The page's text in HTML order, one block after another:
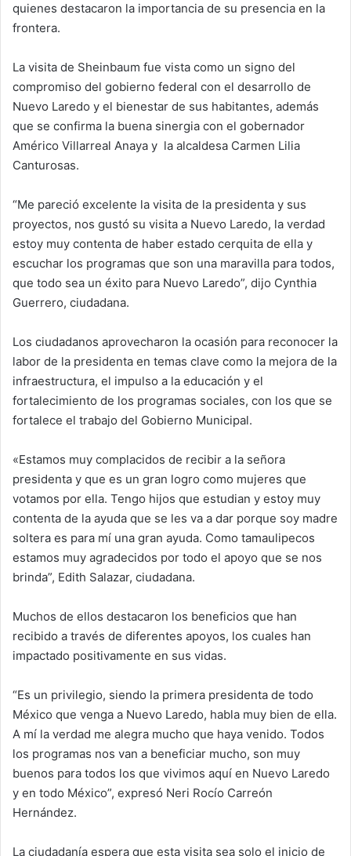
quienes destacaron la importancia de su presencia en la
frontera.
La visita de Sheinbaum fue vista como un signo del
compromiso del gobierno federal con el desarrollo de
Nuevo Laredo y el bienestar de sus habitantes, además
que se confirma la buena sinergia con el gobernador
Américo Villarreal Anaya y la alcaldesa Carmen Lilia
Canturosas.
“Me pareció excelente la visita de la presidenta y sus
proyectos, nos gustó su visita a Nuevo Laredo, la verdad
estoy muy contenta de haber estado cerquita de ella y
escuchar los programas que son una maravilla para todos,
que todo sea un éxito para Nuevo Laredo”, dijo Cynthia
Guerrero, ciudadana.
Los ciudadanos aprovecharon la ocasión para reconocer la
labor de la presidenta en temas clave como la mejora de la
infraestructura, el impulso a la educación y el
fortalecimiento de los programas sociales, con los que se
fortalece el trabajo del Gobierno Municipal.
«Estamos muy complacidos de recibir a la señora
presidenta y que es un gran logro como mujeres que
votamos por ella. Tengo hijos que estudian y estoy muy
contenta de la ayuda que se les va a dar porque soy madre
soltera es para mí una gran ayuda. Como tamaulipecos
estamos muy agradecidos por todo el apoyo que se nos
brinda”, Edith Salazar, ciudadana.
Muchos de ellos destacaron los beneficios que han
recibido a través de diferentes apoyos, los cuales han
impactado positivamente en sus vidas.
“Es un privilegio, siendo la primera presidenta de todo
México que venga a Nuevo Laredo, habla muy bien de ella.
A mí la verdad me alegra mucho que haya venido. Todos
los programas nos van a beneficiar mucho, son muy
buenos para todos los que vivimos aquí en Nuevo Laredo
y en todo México”, expresó Neri Rocío Carreón
Hernández.
La ciudadanía espera que esta visita sea solo el inicio de